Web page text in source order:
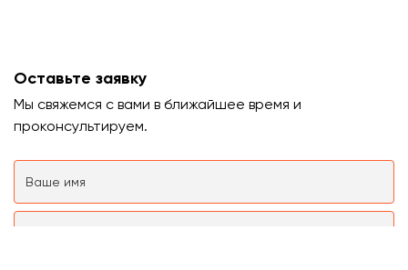
Оставьте заявку
Мы свяжемся с вами в ближайшее время и
проконсультируем.